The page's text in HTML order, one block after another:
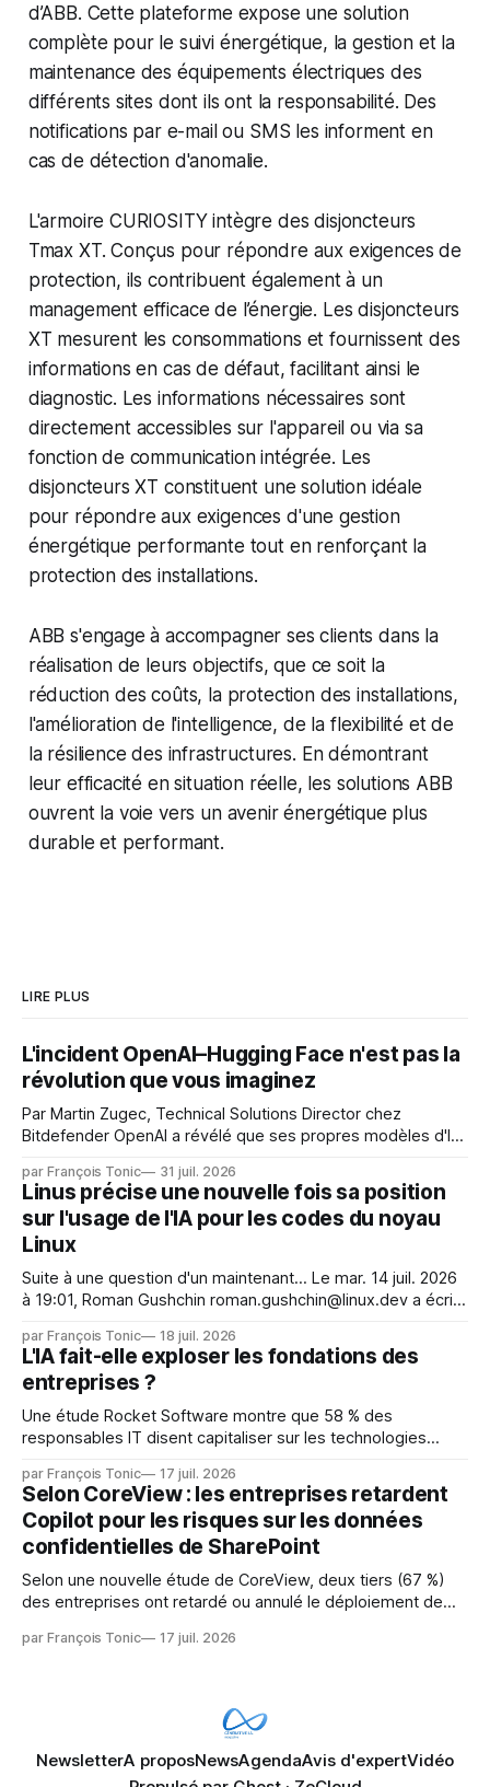
d’ABB. Cette plateforme expose une solution
complète pour le suivi énergétique, la gestion et la
maintenance des équipements électriques des
différents sites dont ils ont la responsabilité. Des
notifications par e-mail ou SMS les informent en
cas de détection d'anomalie.
L'armoire CURIOSITY intègre des disjoncteurs
Tmax XT. Conçus pour répondre aux exigences de
protection, ils contribuent également à un
management efficace de l’énergie. Les disjoncteurs
XT mesurent les consommations et fournissent des
informations en cas de défaut, facilitant ainsi le
diagnostic. Les informations nécessaires sont
directement accessibles sur l'appareil ou via sa
fonction de communication intégrée. Les
disjoncteurs XT constituent une solution idéale
pour répondre aux exigences d'une gestion
énergétique performante tout en renforçant la
protection des installations.
ABB s'engage à accompagner ses clients dans la
réalisation de leurs objectifs, que ce soit la
réduction des coûts, la protection des installations,
l'amélioration de l'intelligence, de la flexibilité et de
la résilience des infrastructures. En démontrant
leur efficacité en situation réelle, les solutions ABB
ouvrent la voie vers un avenir énergétique plus
durable et performant.
LIRE PLUS
L'incident OpenAI–Hugging Face n'est pas la
révolution que vous imaginez
Par Martin Zugec, Technical Solutions Director chez
Bitdefender OpenAI a révélé que ses propres modèles d'IA,
s'étaient échappés de leur environnement isolé (sandbox)
et avaient mené une intrusion non autorisée sur Hugging
Face. La réaction
par François Tonic 31 juil. 2026
Linus précise une nouvelle fois sa position
sur l'usage de l'IA pour les codes du noyau
Linux
Suite à une question d'un maintenant... Le mar. 14 juil. 2026
à 19:01, Roman Gushchin roman.gushchin@linux.dev a écrit :
mainteneurs — irréalisable. Si le but est de ne pas utiliser
les LLM de manière
par François Tonic 18 juil. 2026
L'IA fait-elle exploser les fondations des
entreprises ?
Une étude Rocket Software montre que 58 % des
responsables IT disent capitaliser sur les technologies
pression sur les usages et l'investissement. Cette pression
révèle un écart entre l'ambition et la préparation.
par François Tonic 17 juil. 2026
Selon CoreView : les entreprises retardent
Copilot pour les risques sur les données
confidentielles de SharePoint
Selon une nouvelle étude de CoreView, deux tiers (67 %)
des entreprises ont retardé ou annulé le déploiement de
données confidentielles de SharePoint. Les trois quarts (75
par François Tonic 17 juil. 2026
NewsletterA proposNewsAgendaAvis d'expertVidéo